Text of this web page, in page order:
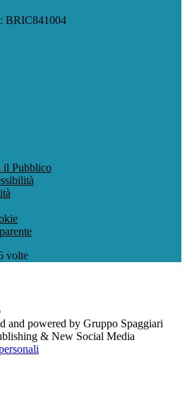
BRIC841004
il Pubblico
volte
and powered by Gruppo Spaggiari
& New Social Media